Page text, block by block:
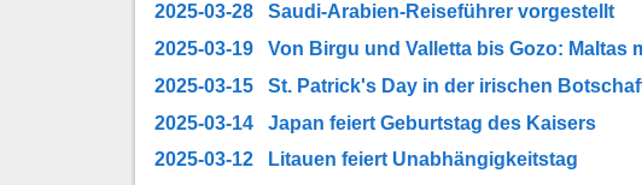
2025-03-28 Saudi-Arabien-Reiseführer vorgestellt
2025-03-19 Von Birgu und Valletta bis Gozo: Maltas
2025-03-15 St. Patrick's Day in der irischen
2025-03-14 Japan feiert Geburtstag des Kaisers
2025-03-12 Litauen feiert Unabhängigkeitstag